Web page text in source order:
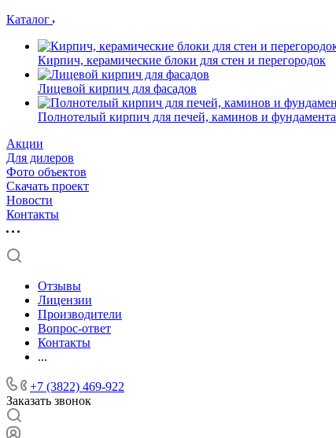
Каталог
Кирпич, керамические блоки для стен и перегородок
Лицевой кирпич для фасадов
Полнотелый кирпич для печей, каминов и фундамента
Акции
Для дилеров
Фото объектов
Скачать проект
Новости
Контакты
Отзывы
Лицензии
Производители
Вопрос-ответ
Контакты
...
+7 (3822) 469-922
Заказать звонок